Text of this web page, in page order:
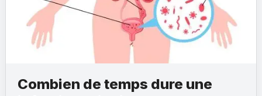
Combien de temps dure une